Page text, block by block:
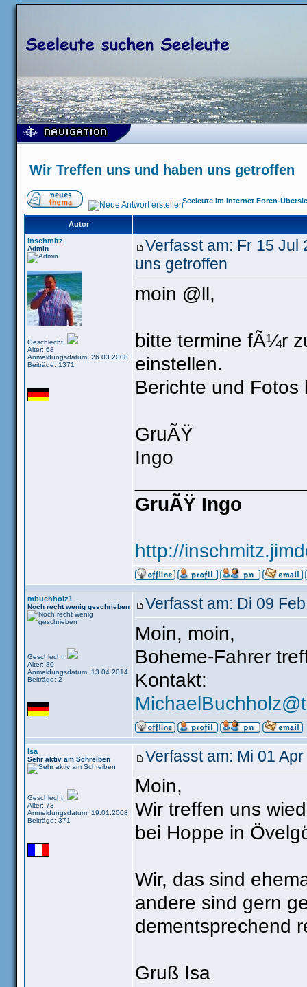
Wir Treffen uns und haben uns getroffen
Seeleute im Internet Foren-
Autor
inschmitz
Admin
Geschlecht:
Alter: 68
Anmeldungsdatum: 26.03.2008
Beiträge: 1371
Verfasst am: Fr 15
uns getroffen
moin @ll,
bitte termine fÃ¼r
einstellen.
Berichte und
GruÃŸ
Ingo
GruÃŸ Ingo
http://
mbuchholz1
Noch recht wenig geschrieben
Geschlecht:
Alter: 80
Anmeldungsdatum: 13.04.2014
Beiträge: 2
Verfasst am: Di 09
Moin, moin,
Boheme-Fahrer
Kontakt:
Isa
Sehr aktiv am Schreiben
Geschlecht:
Alter: 73
Anmeldungsdatum: 19.01.2008
Beiträge: 371
Verfasst am: Mi 01
Moin,
Wir treffen uns
bei Hoppe in
Wir, das sind
andere sind gern
dementsprechend
Gruß Isa